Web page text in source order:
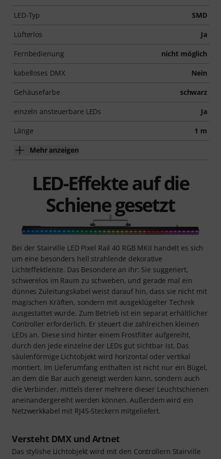
LED-Typ SMD
Lüfterlos Ja
Fernbedienung nicht möglich
kabelloses DMX Nein
Gehäusefarbe schwarz
einzeln ansteuerbare LEDs Ja
Länge 1 m
Mehr anzeigen
LED-Effekte auf die
Schiene gesetzt
Bei der Stairville LED Pixel Rail 40 RGB MKII handelt es sich
um eine besonders hell strahlende dekorative
Lichteffektleiste. Das Besondere an ihr: Sie suggeriert,
schwerelos im Raum zu schweben, und gerade mal ein
dünnes Zuleitungskabel weist darauf hin, dass sie nicht mit
magischen Kräften, sondern mit ausgeklügelter Technik
ausgestattet wurde. Zum Betrieb ist ein separat erhältlicher
Controller erforderlich. Er steuert die zahlreichen kleinen
LEDs an. Diese sind hinter einem Frostfilter aufgereiht,
durch den jede einzelne der LEDs gut sichtbar ist. Das
säulenförmige Lichtobjekt wird horizontal oder vertikal
montiert. Im Lieferumfang enthalten ist nicht nur ein Bügel,
an dem die Bar auch geneigt werden kann, sondern auch
die Verbinder, mittels derer mehrere dieser Leuchtschienen
aneinandergereiht werden können. Außerdem wird ein
Netzwerkkabel mit RJ45-Steckern mitgeliefert.
Versteht DMX und Artnet
Das stylishe Lichtobjekt wird mit den Controllern Stairville